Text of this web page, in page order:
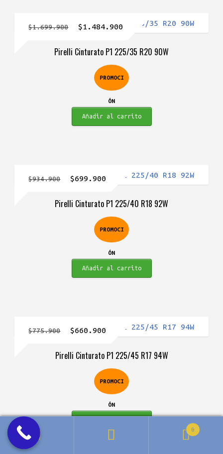
Pirelli Cinturato P1 225/35 R20 90W
PROMOCI
ÓN
$1.699.900
El
original
$1.699.900.
$1.484.900
actual
es:
$1.484.900.
Añadir al carrito
Pirelli Cinturato P1 225/40 R18 92W
PROMOCI
ÓN
$934.900
El
original
$934.900.
$699.900
actual
es:
$699.900.
Añadir al carrito
Pirelli Cinturato P1 225/45 R17 94W
PROMOCI
ÓN
$775.900
El
original
$775.900.
$660.900
actual
es:
$660.900.
Buscar
Buscar
0